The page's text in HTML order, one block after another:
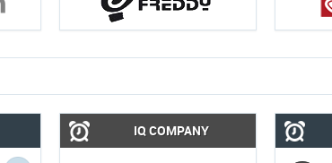
IQ COMPANY